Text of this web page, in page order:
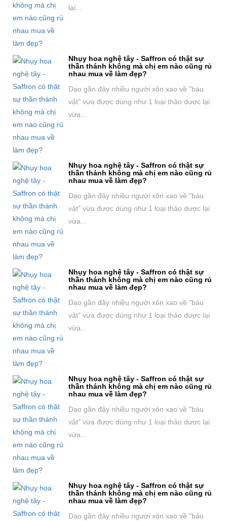
lại...
Nhụy hoa nghệ tây - Saffron có thật sự
thần thánh không mà chị em nào cũng rủ
nhau mua về làm đẹp?
Dạo gần đây nhiều người xôn xao về "báu
vật" vừa được dùng như 1 loại thảo dược lại
vừa...
Nhụy hoa nghệ tây - Saffron có thật sự
thần thánh không mà chị em nào cũng rủ
nhau mua về làm đẹp?
Dạo gần đây nhiều người xôn xao về "báu
vật" vừa được dùng như 1 loại thảo dược lại
vừa...
Nhụy hoa nghệ tây - Saffron có thật sự
thần thánh không mà chị em nào cũng rủ
nhau mua về làm đẹp?
Dạo gần đây nhiều người xôn xao về "báu
vật" vừa được dùng như 1 loại thảo dược lại
vừa...
Nhụy hoa nghệ tây - Saffron có thật sự
thần thánh không mà chị em nào cũng rủ
nhau mua về làm đẹp?
Dạo gần đây nhiều người xôn xao về "báu
vật" vừa được dùng như 1 loại thảo dược lại
vừa...
Nhụy hoa nghệ tây - Saffron có thật sự
thần thánh không mà chị em nào cũng rủ
nhau mua về làm đẹp?
Dạo gần đây nhiều người xôn xao về "báu